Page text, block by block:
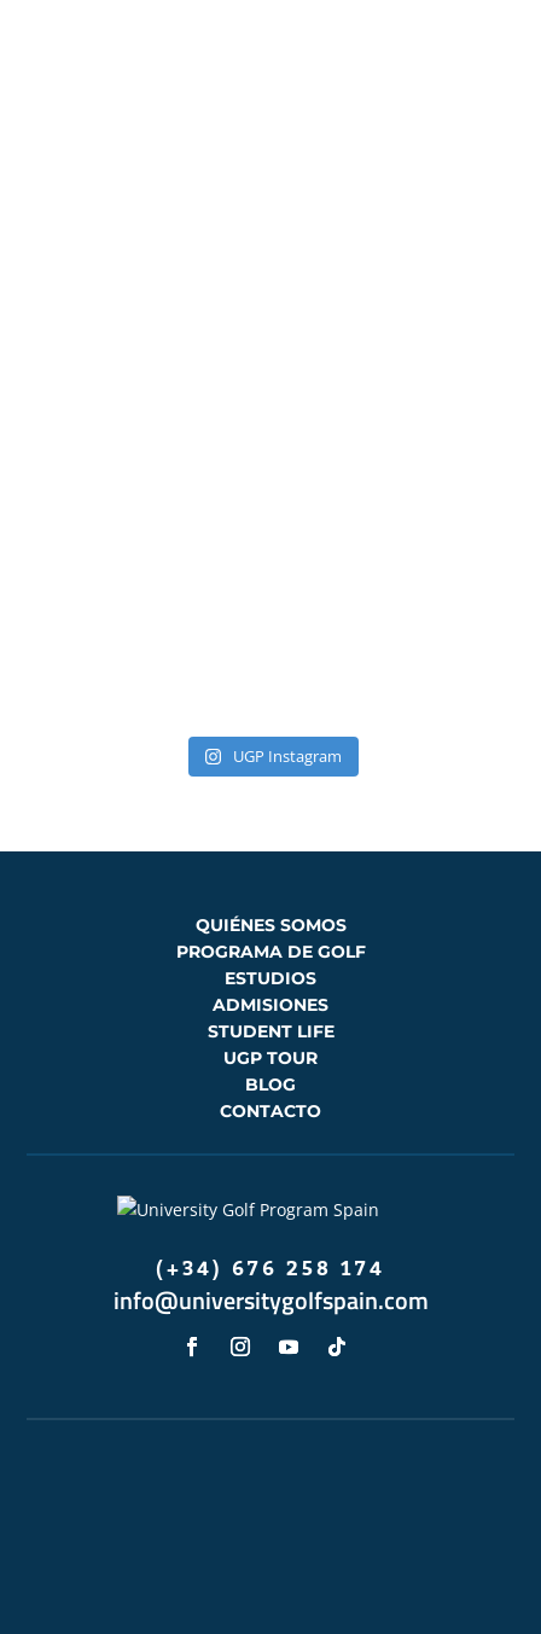
UGP Instagram
QUIÉNES SOMOS
PROGRAMA DE GOLF
ESTUDIOS
ADMISIONES
STUDENT LIFE
UGP TOUR
BLOG
CONTACTO
(+34) 676 258 174
info@universitygolfspain.com